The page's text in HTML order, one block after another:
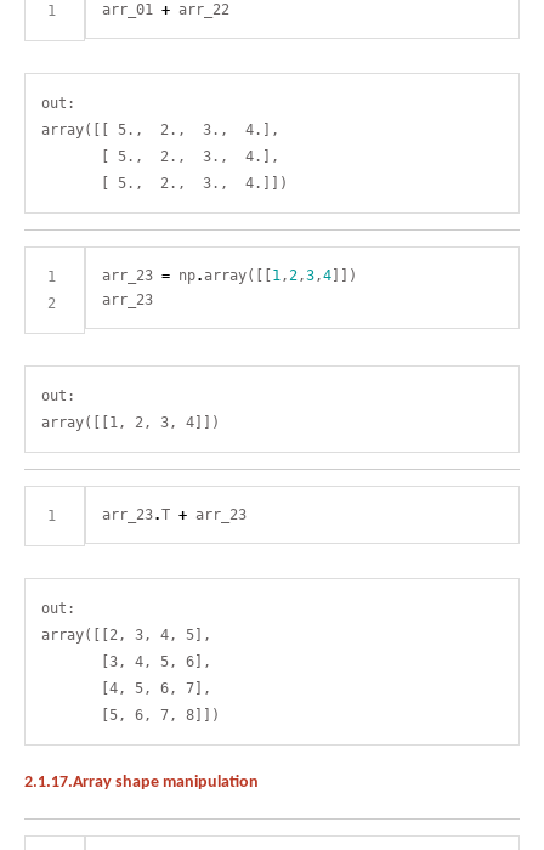
1 arr_01 + arr_22
out:
array([[ 5.,  2.,  3.,  4.],
       [ 5.,  2.,  3.,  4.],
1
2
arr_23 = np. array([[ 1,2,3,4
arr_23
out:
1 arr_23.T + arr_23
out:
array([[2, 3, 4, 5],
       [3, 4, 5, 6],
       [4, 5, 6, 7],
2.1.17.Array shape manipulation